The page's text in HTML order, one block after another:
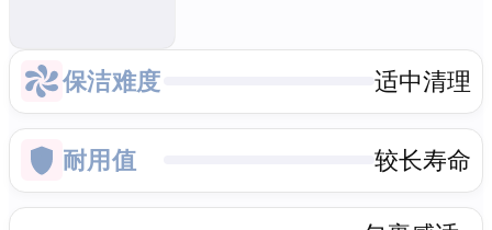
保洁难度 适中清理
耐用值 较长寿命